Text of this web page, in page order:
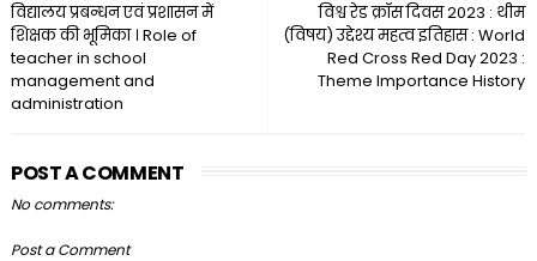
विश्व रेड क्रॉस दिवस 2023 : थीम
(विषय) उद्देश्य महत्व इतिहास : World
Red Cross Red Day 2023 :
Theme Importance History
विद्यालय प्रबन्धन एवं प्रशासन में
शिक्षक की भूमिका । Role of
teacher in school
management and
administration
POST A COMMENT
No comments:
Post a Comment